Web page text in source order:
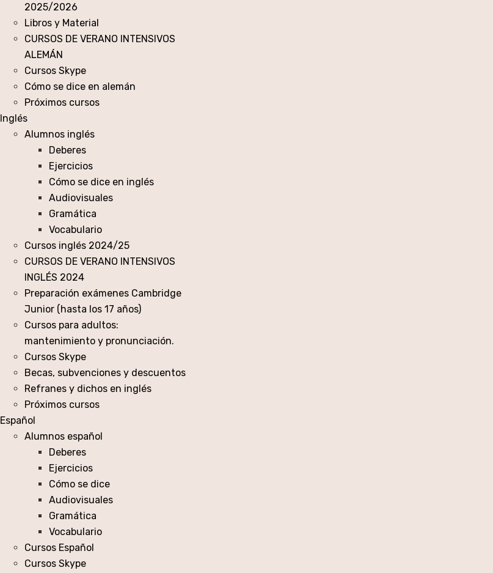
2025/2026
Libros y Material
CURSOS DE VERANO INTENSIVOS
ALEMÁN
Cursos Skype
Cómo se dice en alemán
Próximos cursos
Inglés
Alumnos inglés
Deberes
Ejercicios
Cómo se dice en inglés
Audiovisuales
Gramática
Vocabulario
Cursos inglés 2024/25
CURSOS DE VERANO INTENSIVOS
INGLÉS 2024
Preparación exámenes Cambridge
Junior (hasta los 17 años)
Cursos para adultos:
mantenimiento y pronunciación.
Cursos Skype
Becas, subvenciones y descuentos
Refranes y dichos en inglés
Próximos cursos
Español
Alumnos español
Deberes
Ejercicios
Cómo se dice
Audiovisuales
Gramática
Vocabulario
Cursos Español
Cursos Skype